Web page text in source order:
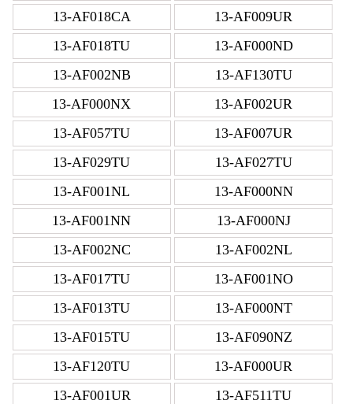
13-AF018CA
13-AF009UR
13-AF018TU
13-AF000ND
13-AF002NB
13-AF130TU
13-AF000NX
13-AF002UR
13-AF057TU
13-AF007UR
13-AF029TU
13-AF027TU
13-AF001NL
13-AF000NN
13-AF001NN
13-AF000NJ
13-AF002NC
13-AF002NL
13-AF017TU
13-AF001NO
13-AF013TU
13-AF000NT
13-AF015TU
13-AF090NZ
13-AF120TU
13-AF000UR
13-AF001UR
13-AF511TU